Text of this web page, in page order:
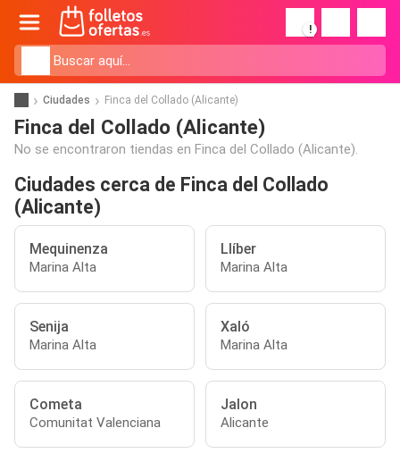
!
Ciudades Finca del Collado (Alicante)
Finca del Collado (Alicante)
No se encontraron tiendas en Finca del Collado (Alicante).
Ciudades cerca de Finca del Collado
(Alicante)
Mequinenza
Marina Alta
Llíber
Marina Alta
Senija
Marina Alta
Xaló
Marina Alta
Cometa
Comunitat Valenciana
Jalon
Alicante